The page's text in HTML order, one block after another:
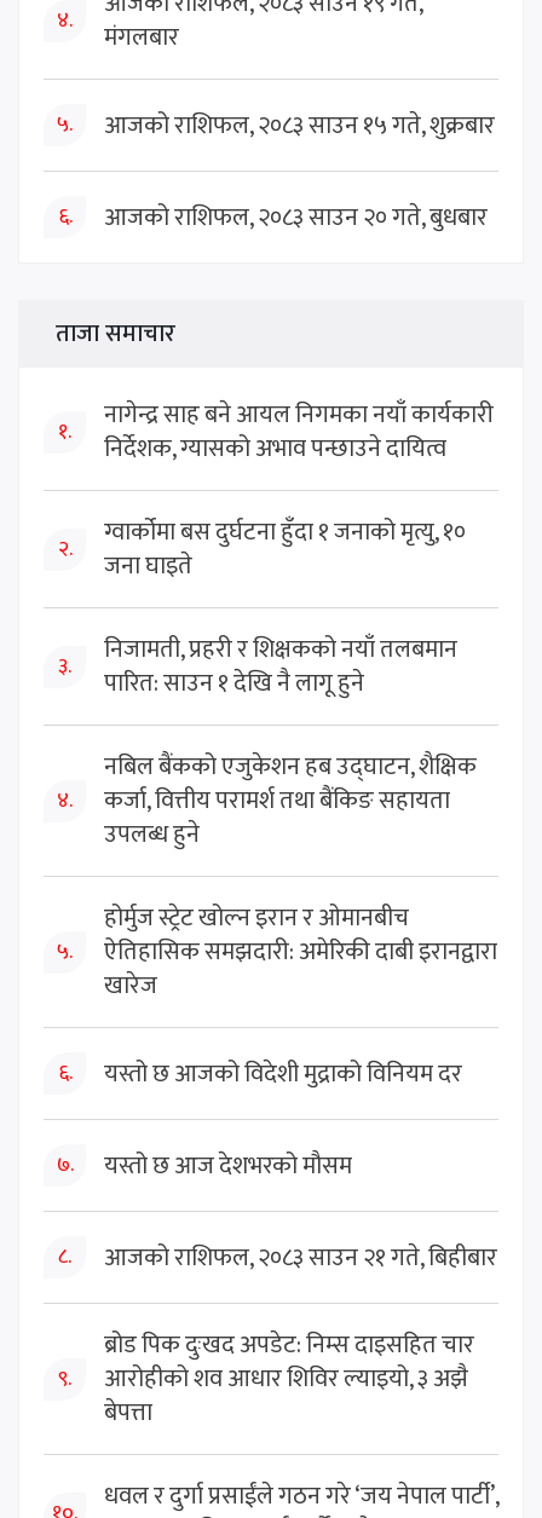
४.
मंगलबार
५. आजको राशिफल, २०८३ साउन १५ गते, शुक्रबार
६. आजको राशिफल, २०८३ साउन २० गते, बुधबार
ताजा समाचार
१.
नागेन्द्र साह बने आयल निगमका नयाँ कार्यकारी
निर्देशक, ग्यासको अभाव पन्छाउने दायित्व
२.
ग्वार्कोमा बस दुर्घटना हुँदा १ जनाको मृत्यु, १०
जना घाइते
३.
निजामती, प्रहरी र शिक्षकको नयाँ तलबमान
पारित: साउन १ देखि नै लागू हुने
४.
नबिल बैंकको एजुकेशन हब उद्घाटन, शैक्षिक
कर्जा, वित्तीय परामर्श तथा बैंकिङ सहायता
उपलब्ध हुने
५.
होर्मुज स्ट्रेट खोल्न इरान र ओमानबीच
ऐतिहासिक समझदारी: अमेरिकी दाबी इरानद्वारा
खारेज
६. यस्तो छ आजको विदेशी मुद्राको विनियम दर
७. यस्तो छ आज देशभरको मौसम
८. आजको राशिफल, २०८३ साउन २१ गते, बिहीबार
९.
ब्रोड पिक दुःखद अपडेट: निम्स दाइसहित चार
आरोहीको शव आधार शिविर ल्याइयो, ३ अझै
बेपत्ता
धवल र दुर्गा प्रसाईंले गठन गरे ‘जय नेपाल पार्टी’,